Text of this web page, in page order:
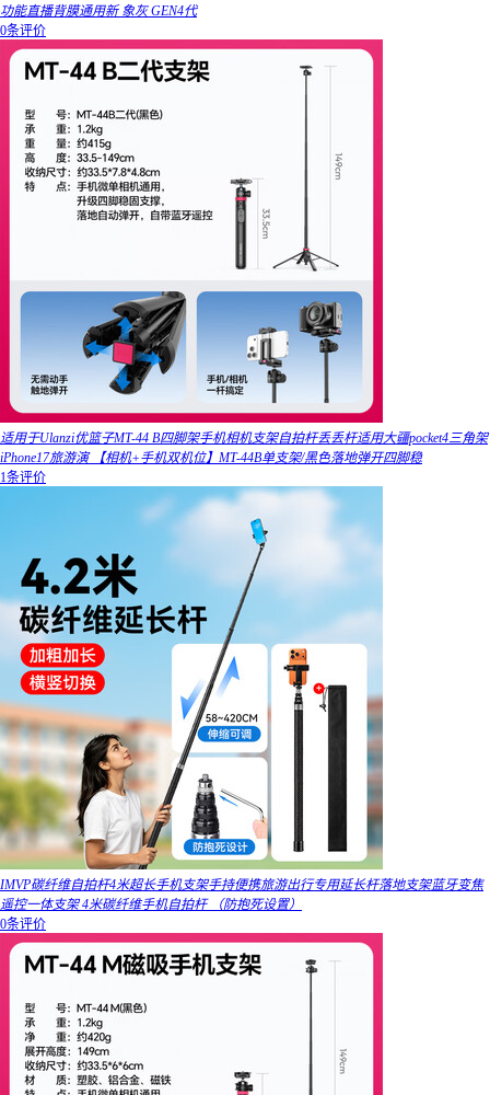
功能直播背膜通用新 象灰 GEN4代
0条评价
适用于Ulanzi优篮子MT-44 B四脚架手机相机支架自拍杆丢丢杆适用大疆pocket4三角架
iPhone17旅游演 【相机+手机双机位】MT-44B单支架/黑色落地弹开四脚稳
1条评价
IMVP碳纤维自拍杆4米超长手机支架手持便携旅游出行专用延长杆落地支架蓝牙变焦
遥控一体支架 4米碳纤维手机自拍杆 （防抱死设置）
0条评价